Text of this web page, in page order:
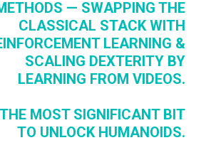
— SWAPPING THE
CLASSICAL STACK WITH
LEARNING &
SCALING DEXTERITY BY
LEARNING FROM VIDEOS.
MOST SIGNIFICANT BIT
TO UNLOCK HUMANOIDS.